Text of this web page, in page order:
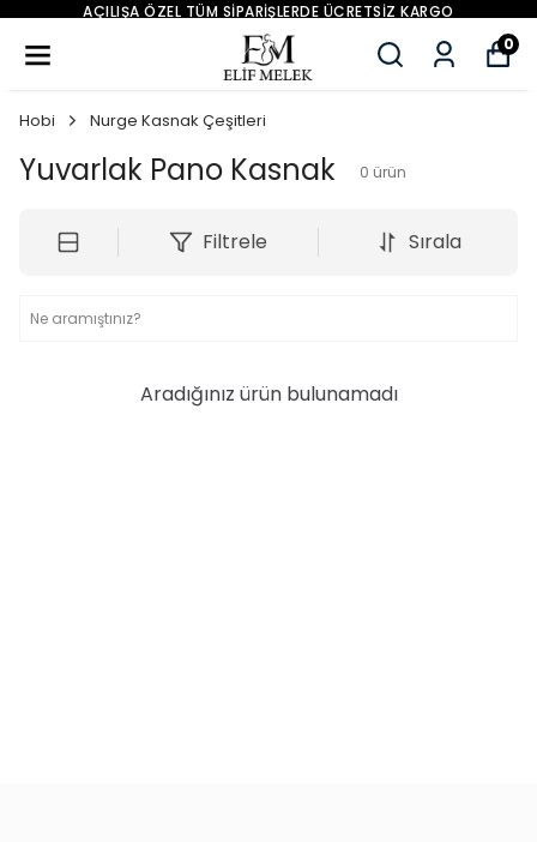
ÖZEL TÜM SIPARIŞLERDE ÜCRETSIZ KARGO
0
Hobi Nurge Kasnak Çeşitleri
Yuvarlak Pano Kasnak 0 ürün
Filtrele Sırala
Aradığınız ürün bulunamadı